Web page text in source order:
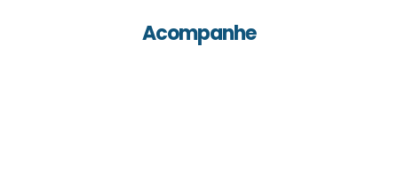
Acompanhe